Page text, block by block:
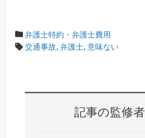
弁護士特約・弁護士費用
交通事故, 弁護士, 意味ない
記事の監修者